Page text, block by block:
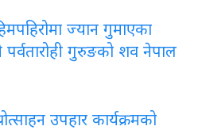
ज्यान गुमाएका
पर्वतारोही गुरुङको शव नेपाल
उपहार कार्यक्रमको